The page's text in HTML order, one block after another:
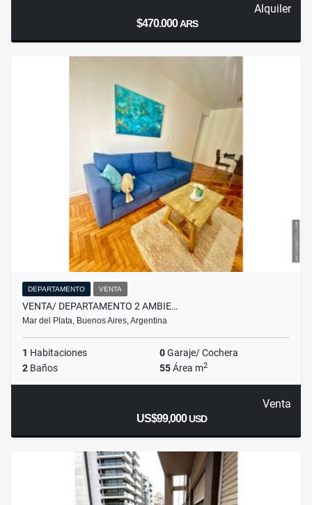
Alquiler
$470.000ARS
DEPARTAMENTO VENTA
VENTA/ DEPARTAMENTO 2 AMBIE…
Mar del Plata, Buenos Aires, Argentina
1 Habitaciones 0Garaje/ Cochera
2 Baños 55Área m2
Venta
US$99,000USD